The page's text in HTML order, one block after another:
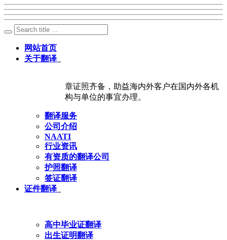
网站首页
关于翻译
章证照齐备，助益海内外客户在国内外各机
构与单位的事宜办理。
翻译服务
公司介绍
NAATI
行业资讯
有资质的翻译公司
护照翻译
签证翻译
证件翻译
高中毕业证翻译
出生证明翻译